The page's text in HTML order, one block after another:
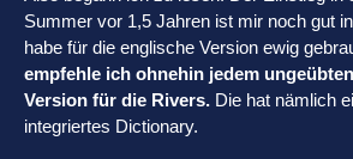
Summer vor 1,5 Jahren ist mir noch gut
habe für die englische Version ewig
empfehle ich ohnehin jedem
Version für die Rivers. Die hat nämlich
integriertes Dictionary.